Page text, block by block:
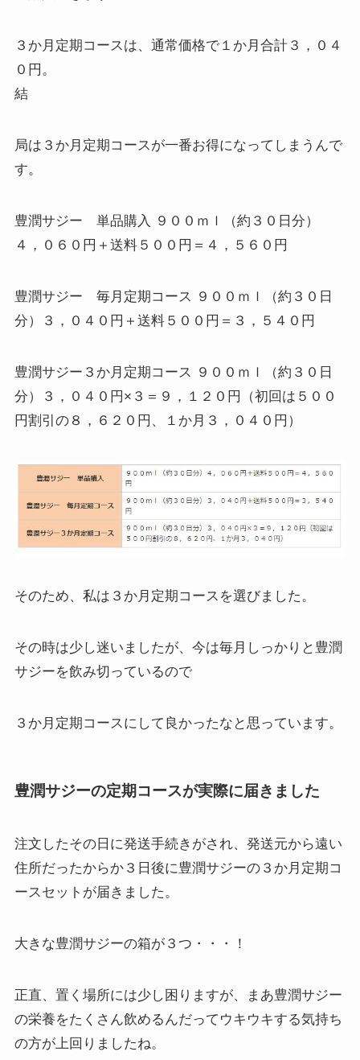
３か月定期コースは、通常価格で１か月合計３，０４
０円。
結
局は３か月定期コースが一番お得になってしまうんで
す。
豊潤サジー 単品購入 ９００ｍｌ（約３０日分）
４，０６０円＋送料５００円＝４，５６０円
豊潤サジー 毎月定期コース ９００ｍｌ（約３０日
分）３，０４０円＋送料５００円＝３，５４０円
豊潤サジー３か月定期コース ９００ｍｌ（約３０日
分）３，０４０円×３＝９，１２０円（初回は５００
円割引の８，６２０円、１か月３，０４０円）
そのため、私は３か月定期コースを選びました。
その時は少し迷いましたが、今は毎月しっかりと豊潤
サジーを飲み切っているので
３か月定期コースにして良かったなと思っています。
豊潤サジーの定期コースが実際に届きました
注文したその日に発送手続きがされ、発送元から遠い
住所だったからか３日後に豊潤サジーの３か月定期コ
ースセットが届きました。
大きな豊潤サジーの箱が３つ・・・！
正直、置く場所には少し困りますが、まあ豊潤サジー
の栄養をたくさん飲めるんだってウキウキする気持ち
の方が上回りましたね。